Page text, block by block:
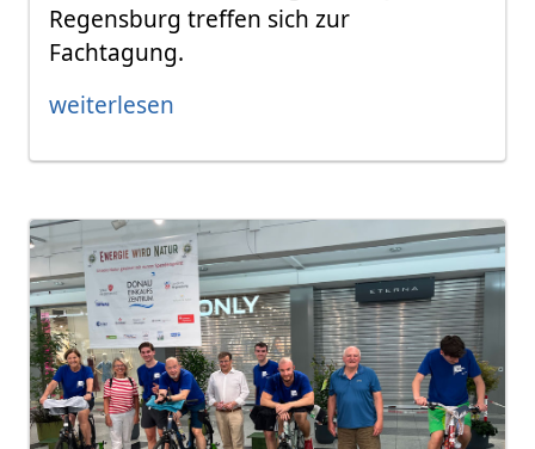
Regensburg treffen sich zur
Fachtagung.
weiterlesen